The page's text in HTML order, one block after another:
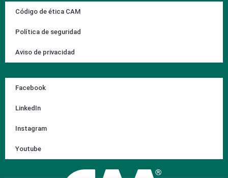
Código de ética CAM
Política de seguridad
Aviso de privacidad
Facebook
LinkedIn
Instagram
Youtube